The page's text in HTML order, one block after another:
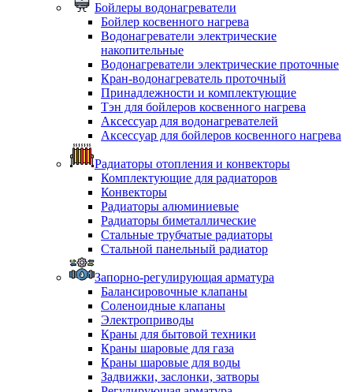
Бойлеры водонагреватели
Бойлер косвенного нагрева
Водонагреватели электрические
накопительные
Водонагреватели электрические проточные
Кран-водонагреватель проточный
Принадлежности и комплектующие
Тэн для бойлеров косвенного нагрева
Аксессуар для водонагревателей
Аксессуар для бойлеров косвенного нагрева
Радиаторы отопления и конвекторы
Комплектующие для радиаторов
Конвекторы
Радиаторы алюминиевые
Радиаторы биметаллические
Стальные трубчатые радиаторы
Стальной панельный радиатор
Запорно-регулирующая арматура
Балансировочные клапаны
Соленоидные клапаны
Электроприводы
Краны для бытовой техники
Краны шаровые для газа
Краны шаровые для воды
Задвижки, заслонки, затворы